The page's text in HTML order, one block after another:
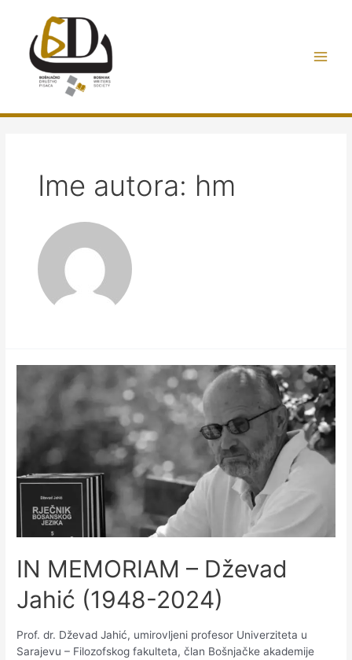
sadržaja
Ime autora: hm
IN MEMORIAM – Dževad
Jahić (1948-2024)
Prof. dr. Dževad Jahić, umirovljeni profesor Univerziteta u
Sarajevu – Filozofskog fakulteta, član Bošnjačke akademije